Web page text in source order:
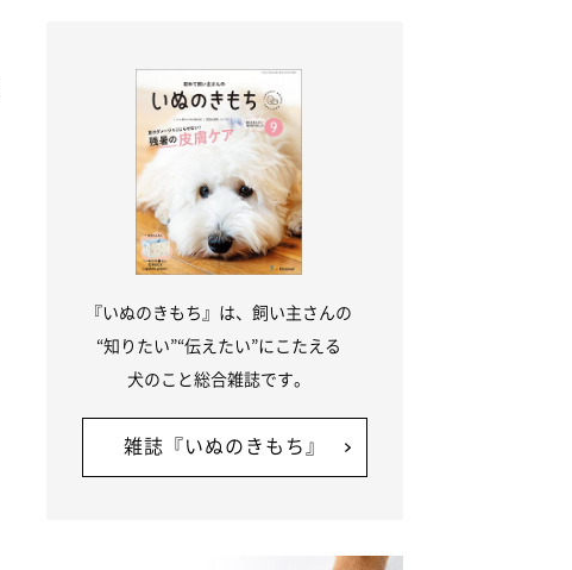
『いぬのきもち』は、飼い主さんの
“知りたい”“伝えたい”にこたえる
犬のこと総合雑誌です。
雑誌『いぬのきもち』